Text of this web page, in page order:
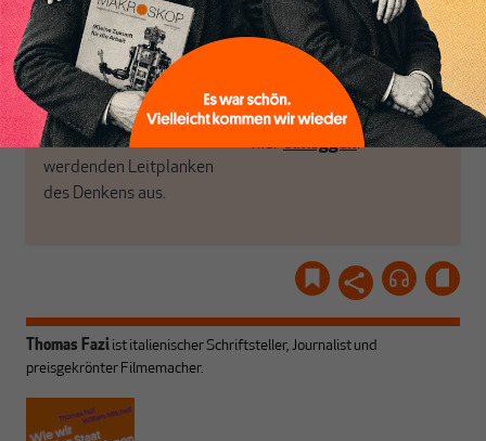
Dabei leben wir von
unseren Autoren, ihren
Recherchen, ihrem Wissen
und ihrem Enthusiasmus.
Gemeinsam scheren wir
aus den schmaler
werdenden Leitplanken
des Denkens aus.
ABONNIEREN SIE
MAKROSKOP
Schon Abonnent? Dann
hiereinloggen!
Thomas Fazi ist italienischer Schriftsteller, Journalist und
preisgekrönter Filmemacher.